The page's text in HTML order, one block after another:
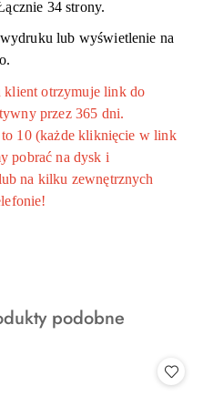
34strony.
lub wyświetlenie na
otrzymuje link do
przez 365 dni.
10 (każde kliknięcie w link
pobrać na dysk i
na kilku zewnętrznych
podobne